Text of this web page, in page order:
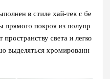
в стиле хай-тек с бе
прямого покроя из полупр
пространству света и легко
выделяться хромированн